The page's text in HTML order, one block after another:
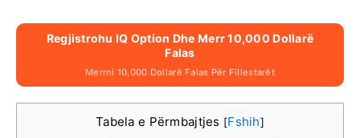
Regjistrohu IQ Option Dhe Merr 10,000 Dollarë
Falas
Merrni 10,000 Dollarë Falas Për Fillestarët
Tabela e Përmbajtjes [Fshih]